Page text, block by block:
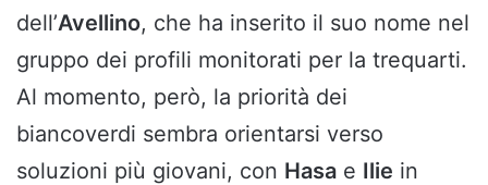
dell’Avellino, che ha inserito il suo nome nel
gruppo dei profili monitorati per la trequarti.
Al momento, però, la priorità dei
biancoverdi sembra orientarsi verso
soluzioni più giovani, con Hasa e Ilie in